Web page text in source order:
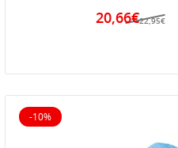
22,95€
20,66€
-10%
10% reduziert